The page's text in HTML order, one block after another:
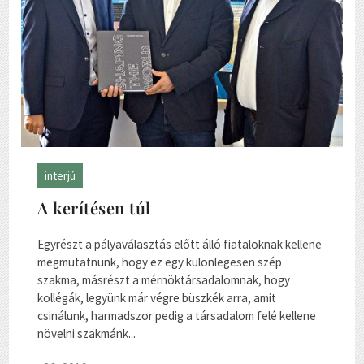
interjú
A kerítésen túl
Egyrészt a pályaválasztás előtt álló fiataloknak kellene
megmutatnunk, hogy ez egy különlegesen szép
szakma, másrészt a mérnöktársadalomnak, hogy
kollégák, legyünk már végre büszkék arra, amit
csinálunk, harmadszor pedig a társadalom felé kellene
növelni szakmánk...